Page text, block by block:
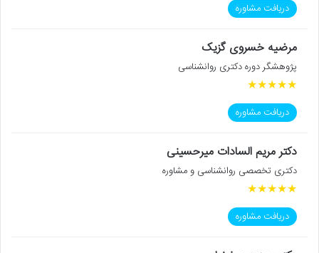
دریافت مشاوره
مرضیه خسروی گزیک
پژوهشگر دوره دکتری روانشناسی
★
★
★
★
★
دریافت مشاوره
دکتر مریم السادات میرحسینی
دکتری تخصصی روانشناسی و مشاوره
★
★
★
★
★
دریافت مشاوره